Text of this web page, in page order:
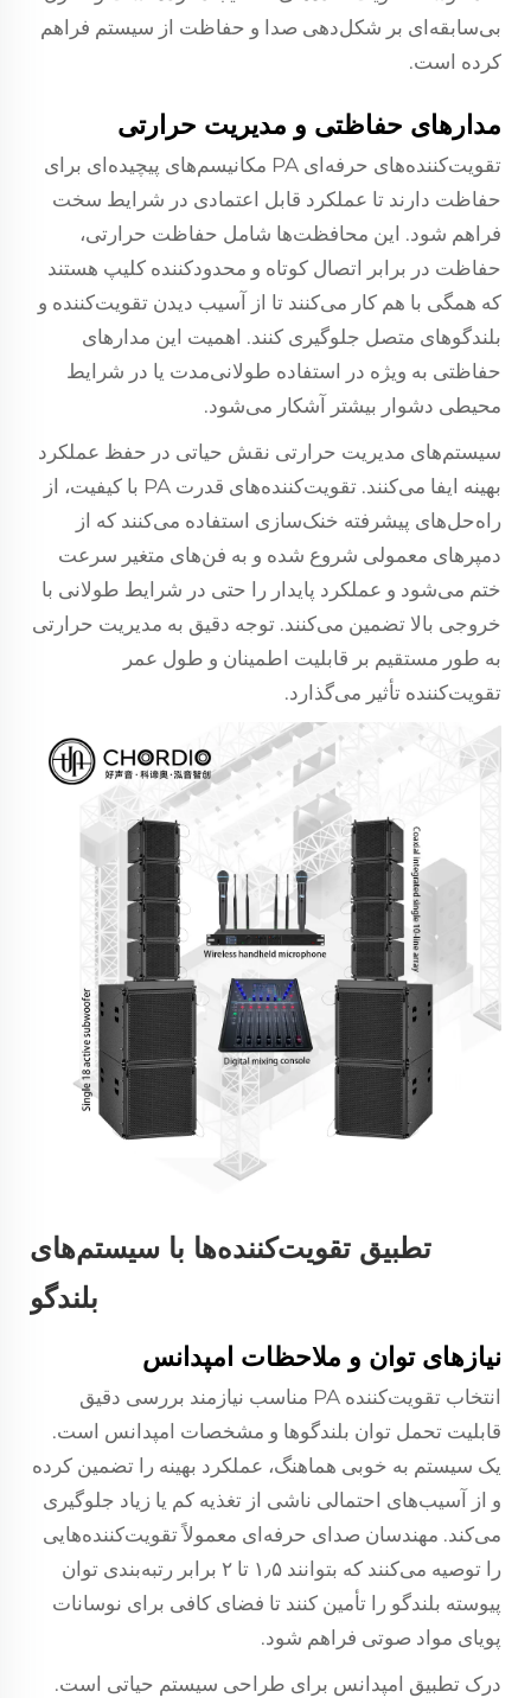
بی‌سابقه‌ای بر شکل‌دهی صدا و حفاظت از سیستم فراهم
کرده است.
مدارهای حفاظتی و مدیریت حرارتی
تقویت‌کننده‌های حرفه‌ای PA مکانیسم‌های پیچیده‌ای برای
حفاظت دارند تا عملکرد قابل اعتمادی در شرایط سخت
فراهم شود. این محافظت‌ها شامل حفاظت حرارتی،
حفاظت در برابر اتصال کوتاه و محدودکننده کلیپ هستند
که همگی با هم کار می‌کنند تا از آسیب دیدن تقویت‌کننده و
بلندگوهای متصل جلوگیری کنند. اهمیت این مدارهای
حفاظتی به ویژه در استفاده طولانی‌مدت یا در شرایط
محیطی دشوار بیشتر آشکار می‌شود.
سیستم‌های مدیریت حرارتی نقش حیاتی در حفظ عملکرد
بهینه ایفا می‌کنند. تقویت‌کننده‌های قدرت PA با کیفیت، از
راه‌حل‌های پیشرفته خنک‌سازی استفاده می‌کنند که از
دمپرهای معمولی شروع شده و به فن‌های متغیر سرعت
ختم می‌شود و عملکرد پایدار را حتی در شرایط طولانی با
خروجی بالا تضمین می‌کنند. توجه دقیق به مدیریت حرارتی
به طور مستقیم بر قابلیت اطمینان و طول عمر
تقویت‌کننده تأثیر می‌گذارد.
تطبیق تقویت‌کننده‌ها با سیستم‌های
بلندگو
نیازهای توان و ملاحظات امپدانس
انتخاب تقویت‌کننده PA مناسب نیازمند بررسی دقیق
قابلیت تحمل توان بلندگوها و مشخصات امپدانس است.
یک سیستم به خوبی هماهنگ، عملکرد بهینه را تضمین کرده
و از آسیب‌های احتمالی ناشی از تغذیه کم یا زیاد جلوگیری
می‌کند. مهندسان صدای حرفه‌ای معمولاً تقویت‌کننده‌هایی
را توصیه می‌کنند که بتوانند ۱٫۵ تا ۲ برابر رتبه‌بندی توان
پیوسته بلندگو را تأمین کنند تا فضای کافی برای نوسانات
پویای مواد صوتی فراهم شود.
درک تطبیق امپدانس برای طراحی سیستم حیاتی است.